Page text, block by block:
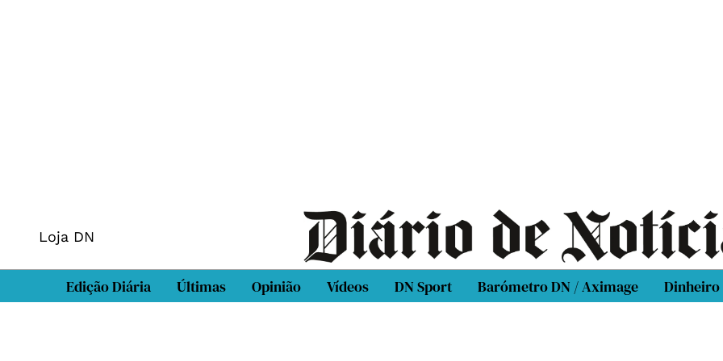
Loja DN
Edição Diária Últimas Opinião Vídeos DN Sport Barómetro DN / Aximage Dinheiro